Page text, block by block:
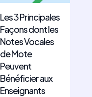
Les 3 Principales
Façons dont les
Notes Vocales
de Mote
Peuvent
Bénéficier aux
Enseignants